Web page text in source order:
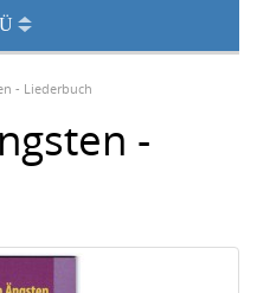
- Liederbuch
-